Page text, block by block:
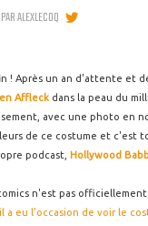
PARALEXLECOQ
! Après un an d'attente et
Affleck dans la peau du
avec une photo en
de ce costume et c'est
podcast, Hollywood
n'est pas
il a eu l'occasion de voir le